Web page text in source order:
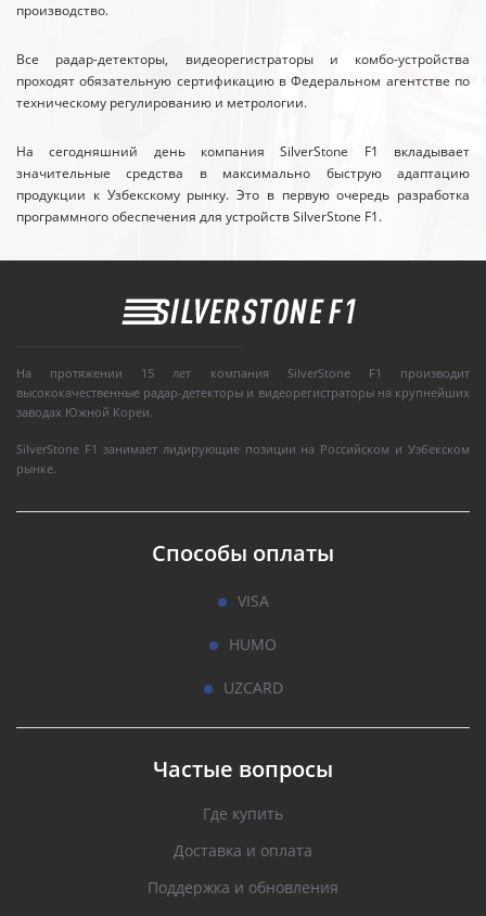
производство.
Все радар-детекторы, видеорегистраторы и комбо-устройства
проходят обязательную сертификацию в Федеральном агентстве по
техническому регулированию и метрологии.
На сегодняшний день компания SilverStone F1 вкладывает
значительные средства в максимально быструю адаптацию
продукции к Узбекскому рынку. Это в первую очередь разработка
программного обеспечения для устройств SilverStone F1.
На протяжении 15 лет компания SilverStone F1 производит
высококачественные радар-детекторы и видеорегистраторы на крупнейших
заводах Южной Кореи.
SilverStone F1 занимает лидирующие позиции на Российском и Узбекском
рынке.
Способы оплаты
VISA
HUMO
UZCARD
Частые вопросы
Где купить
Доставка и оплата
Поддержка и обновления